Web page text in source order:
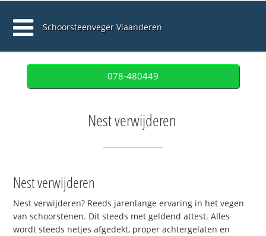
Schoorsteenveger Vlaanderen
078-480449
Nest verwijderen
Nest verwijderen
Nest verwijderen? Reeds jarenlange ervaring in het vegen
van schoorstenen. Dit steeds met geldend attest. Alles
wordt steeds netjes afgedekt, proper achtergelaten en